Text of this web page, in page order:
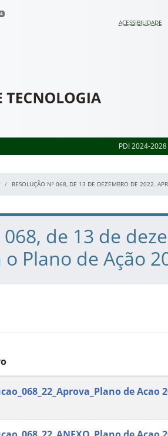
4
ACESSIBILIDADE
Grande do Sul
PDI 2024-2028
RESOLUÇÃO Nº 068, DE 13 DE DEZEMBRO DE 2022.
068, de 13 de
Plano de Ação
de Acao